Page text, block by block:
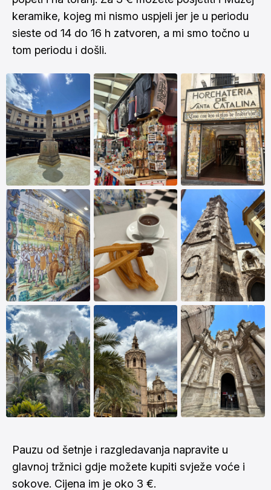
keramike, kojeg mi nismo uspjeli jer je u periodu
sieste od 14 do 16 h zatvoren, a mi smo točno u
tom periodu i došli.
Pauzu od šetnje i razgledavanja napravite u
glavnoj tržnici gdje možete kupiti svježe voće i
sokove. Cijena im je oko 3 €.